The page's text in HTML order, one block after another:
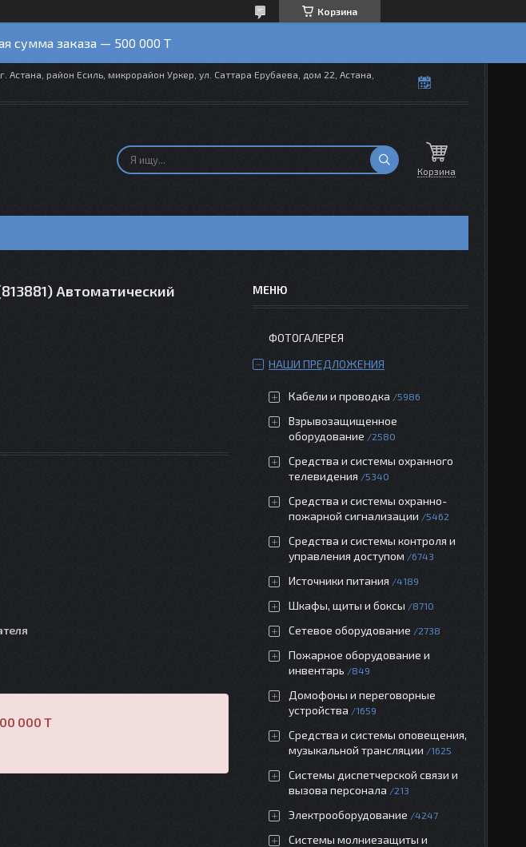
Корзина
сумма заказа — 500 000 T
Астана, район Есиль, микрорайон Уркер, ул. Саттара Ерубаева, дом 22, Астана,
Корзина
Автоматический
000 T
ФОТОГАЛЕРЕЯ
НАШИ ПРЕДЛОЖЕНИЯ
Кабели и проводка 5986
Взрывозащищенное
оборудование
2580
Средства и системы охранного
телевидения
5340
Средства и системы охранно-
пожарной сигнализации
5462
Средства и системы контроля и
управления доступом
6743
Источники питания 4189
Шкафы, щиты и боксы 8710
Сетевое оборудование 2738
Пожарное оборудование и
инвентарь
849
Домофоны и переговорные
устройства
1659
Средства и системы оповещения,
музыкальной трансляции
1625
Системы диспетчерской связи и
вызова персонала
213
Электрооборудование 4247
Системы молниезащиты и